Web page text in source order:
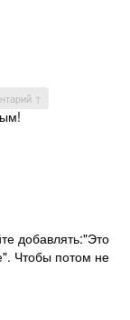
↑
добавлять:"Это
Чтобы потом не